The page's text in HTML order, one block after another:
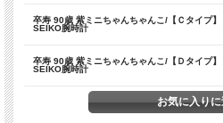
卒寿 90歳 紫ミニちゃんちゃんこ/【Ｃタイプ】
SEIKO腕時計
卒寿 90歳 紫ミニちゃんちゃんこ/【Ｄタイプ】
SEIKO腕時計